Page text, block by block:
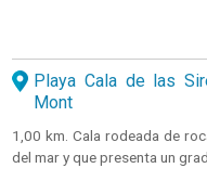
Playa Cala de las
Mont
1,00 km. Cala rodeada de
del mar y que presenta un